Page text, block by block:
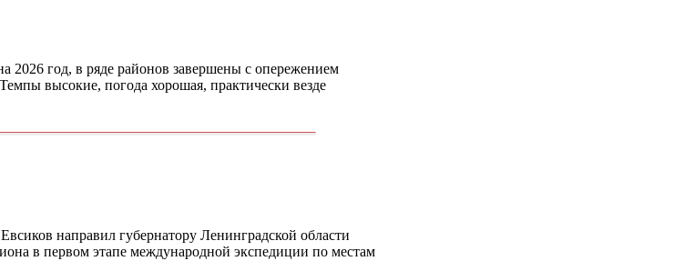
2026 год, в ряде районов завершены с опережением
высокие, погода хорошая, практически везде
направил губернатору Ленинградской области
в первом этапе международной экспедиции по местам